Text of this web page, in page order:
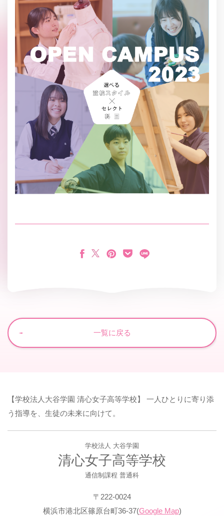
一覧に戻る
【学校法人大谷学園 清心女子高等学校】 一人ひとりに寄り添
う指導を、生徒の未来に向けて。
学校法人 大谷学園
清心女子高等学校
通信制課程 普通科
〒222-0024
横浜市港北区篠原台町36-37(Google Map)